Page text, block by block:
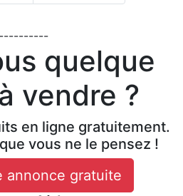
----------
quelque
vendre ?
en ligne gratuitement.
vous ne le pensez !
annonce gratuite